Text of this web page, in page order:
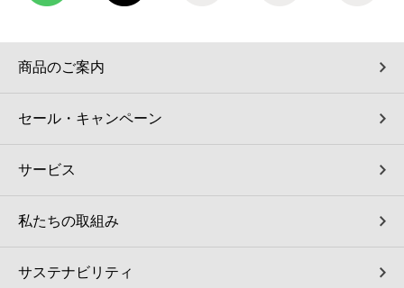
モバイルWi-Fiバッテリーシェアリング（店舗限定）
荷物預かりサービス「ecbocloakエクボクローク」（店舗限定）
パウダースペース ラブン（店舗限定）
ソフトバンクギフト
商品のご案内
セール・キャンペーン
サービス
私たちの取組み
サステナビリティ